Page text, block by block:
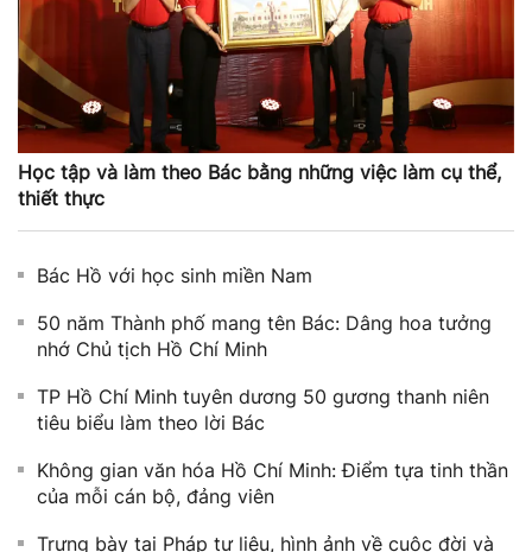
Học tập và làm theo Bác bằng những việc làm cụ thể,
thiết thực
Bác Hồ với học sinh miền Nam
50 năm Thành phố mang tên Bác: Dâng hoa tưởng
nhớ Chủ tịch Hồ Chí Minh
TP Hồ Chí Minh tuyên dương 50 gương thanh niên
tiêu biểu làm theo lời Bác
Không gian văn hóa Hồ Chí Minh: Điểm tựa tinh thần
của mỗi cán bộ, đảng viên
Trưng bày tại Pháp tư liệu, hình ảnh về cuộc đời và